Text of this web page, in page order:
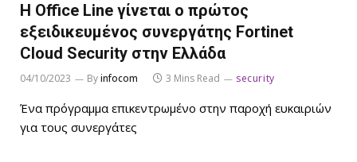
Η Office Line γίνεται ο πρώτος
εξειδικευμένος συνεργάτης Fortinet
Cloud Security στην Ελλάδα
04/10/2023 Byinfocom 3 Mins Read security
Ένα πρόγραμμα επικεντρωμένο στην παροχή ευκαιριών
για τους συνεργάτες